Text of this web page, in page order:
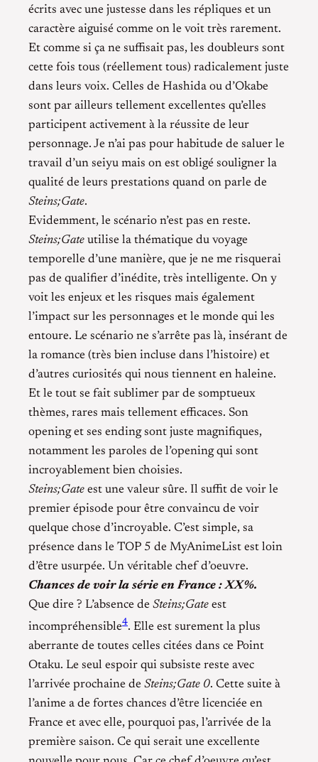
écrits avec une justesse dans les répliques et un
caractère aiguisé comme on le voit très rarement.
Et comme si ça ne suffisait pas, les doubleurs sont
cette fois tous (réellement tous) radicalement juste
dans leurs voix. Celles de Hashida ou d’Okabe
sont par ailleurs tellement excellentes qu’elles
participent activement à la réussite de leur
personnage. Je n’ai pas pour habitude de saluer le
travail d’un seiyu mais on est obligé souligner la
qualité de leurs prestations quand on parle de
Steins;Gate.
Evidemment, le scénario n’est pas en reste.
Steins;Gate utilise la thématique du voyage
temporelle d’une manière, que je ne me risquerai
pas de qualifier d’inédite, très intelligente. On y
voit les enjeux et les risques mais également
l’impact sur les personnages et le monde qui les
entoure. Le scénario ne s’arrête pas là, insérant de
la romance (très bien incluse dans l’histoire) et
d’autres curiosités qui nous tiennent en haleine.
Et le tout se fait sublimer par de somptueux
thèmes, rares mais tellement efficaces. Son
opening et ses ending sont juste magnifiques,
notamment les paroles de l’opening qui sont
incroyablement bien choisies.
Steins;Gate est une valeur sûre. Il suffit de voir le
premier épisode pour être convaincu de voir
quelque chose d’incroyable. C’est simple, sa
présence dans le TOP 5 de MyAnimeList est loin
d’être usurpée. Un véritable chef d’oeuvre.
Chances de voir la série en France : XX%.
Que dire ? L’absence de Steins;Gate est
incompréhensible4. Elle est surement la plus
aberrante de toutes celles citées dans ce Point
Otaku. Le seul espoir qui subsiste reste avec
l’arrivée prochaine de Steins;Gate 0. Cette suite à
l’anime a de fortes chances d’être licenciée en
France et avec elle, pourquoi pas, l’arrivée de la
première saison. Ce qui serait une excellente